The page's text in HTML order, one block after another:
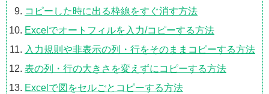
コピーした時に出る枠線をすぐ消す方法
Excelでオートフィルを入力/コピーする方法
入力規則や非表示の列・行をそのままコピーする方法
表の列・行の大きさを変えずにコピーする方法
Excelで図をセルごとコピーする方法